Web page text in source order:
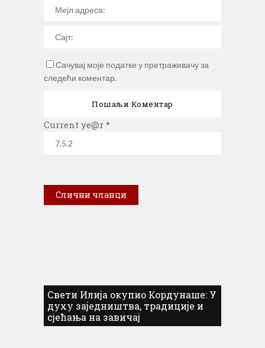
Сачувај моје податке у претраживачу за
следећи коментар.
Current ye@r *
Слични чланци
Свети Илија окупио Кордунаше: У
духу заједништва, традиције и
сјећања на завичај